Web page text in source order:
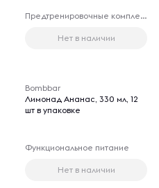
Предтренировочные комплексы
Нет в наличии
Bombbar
Лимонад Ананас, 330 мл, 12
шт в упаковке
Функциональное питание
Нет в наличии